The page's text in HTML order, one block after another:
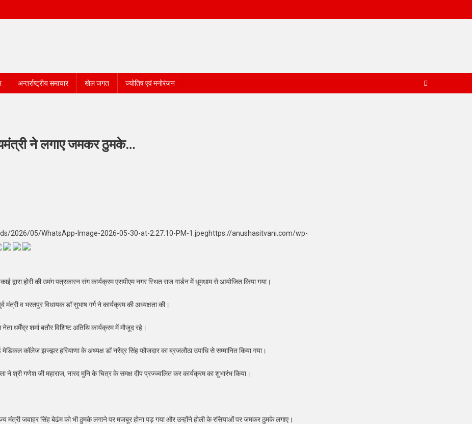
अन्तर्राष्ट्रीय समाचार खेल जगत ज्योतिष एवं मनोरंजन
ने लगाए जमकर ठुमके…
2026/05/WhatsApp-Image-2026-05-30-at-2.27.10-PM-1.jpeghttps://anushasitvani.com/wp-
होरी की उमंग पत्रकारन संग कार्यक्रम एसपीएम नगर स्थित राज गार्डन में धूमधाम से आयोजित किया गया।
मंत्री व भरतपुर विधायक डॉ सुभाष गर्ग ने कार्यक्रम की अध्यक्षता की।
धर्मेंद्र शर्मा बतौर विशिष्ट अतिथि कार्यक्रम में मौजूद रहे।
मेडिकल कॉलेज झज्झर हरियाणा के अध्यक्ष डॉ नरेंद्र सिंह फौजदार का ब्रजलौठा उपाधि से सम्मानित किया गया।
ने श्री गणेश जी महाराज, नारद मुनि के चित्र के समक्ष दीप प्रज्ज्वलित कर कार्यक्रम का शुभारंभ किया।
मंत्री जवाहर सिंह बेढंम को भी ठुमके लगाने पर मजबूर होना पड़ गया और उन्होंने होली के रसियाओं पर जमकर ठुमके लगाए।